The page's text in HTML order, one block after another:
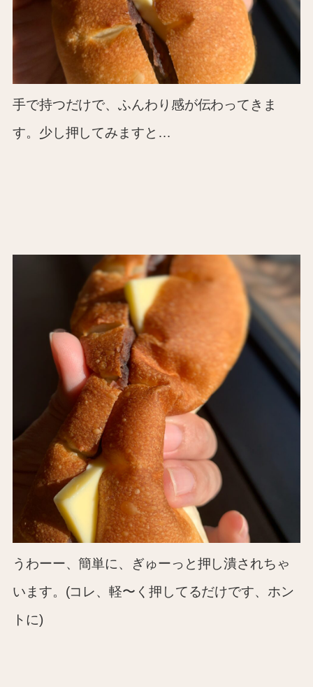
手で持つだけで、ふんわり感が伝わってきま
す。少し押してみますと…
うわーー、簡単に、ぎゅーっと押し潰されちゃ
います。(コレ、軽〜く押してるだけです、ホン
トに)